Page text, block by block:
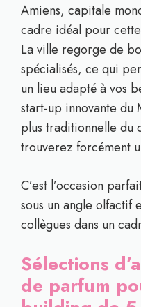
Amiens, capitale
cadre idéal pour
La ville regorge de
spécialisés, ce qui
un lieu adapté à vos
start-up innovante du
plus traditionnelle du
trouverez forcément
C’est l’occasion
sous un angle olfactif
collègues dans un
Sélections
de parfum